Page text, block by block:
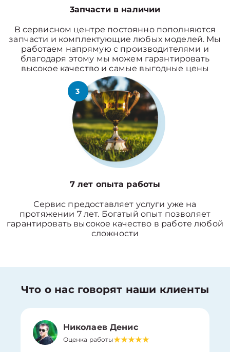
3апчасти в наличии
В сервисном центре постоянно пополняются
запчасти и комплектующие любых моделей. Мы
работаем напрямую с производителями и
благодаря этому мы можем гарантировать
высокое качество и самые выгодные цены
3
7 лет опыта работы
Сервис предоставляет услуги уже на
протяжении 7 лет. Богатый опыт позволяет
гарантировать высокое качество в работе любой
сложности
Что о нас говорят наши клиенты
Николаев Денис
Оценка работы